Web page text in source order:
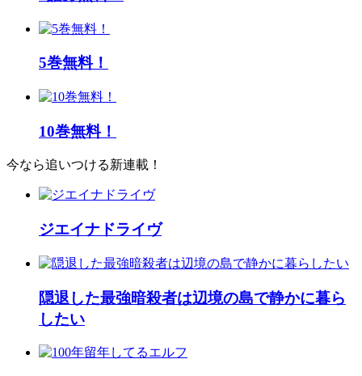
5巻無料！
10巻無料！
今なら追いつける新連載！
ジエイナドライヴ
隠退した最強暗殺者は辺境の島で静かに暮ら
したい